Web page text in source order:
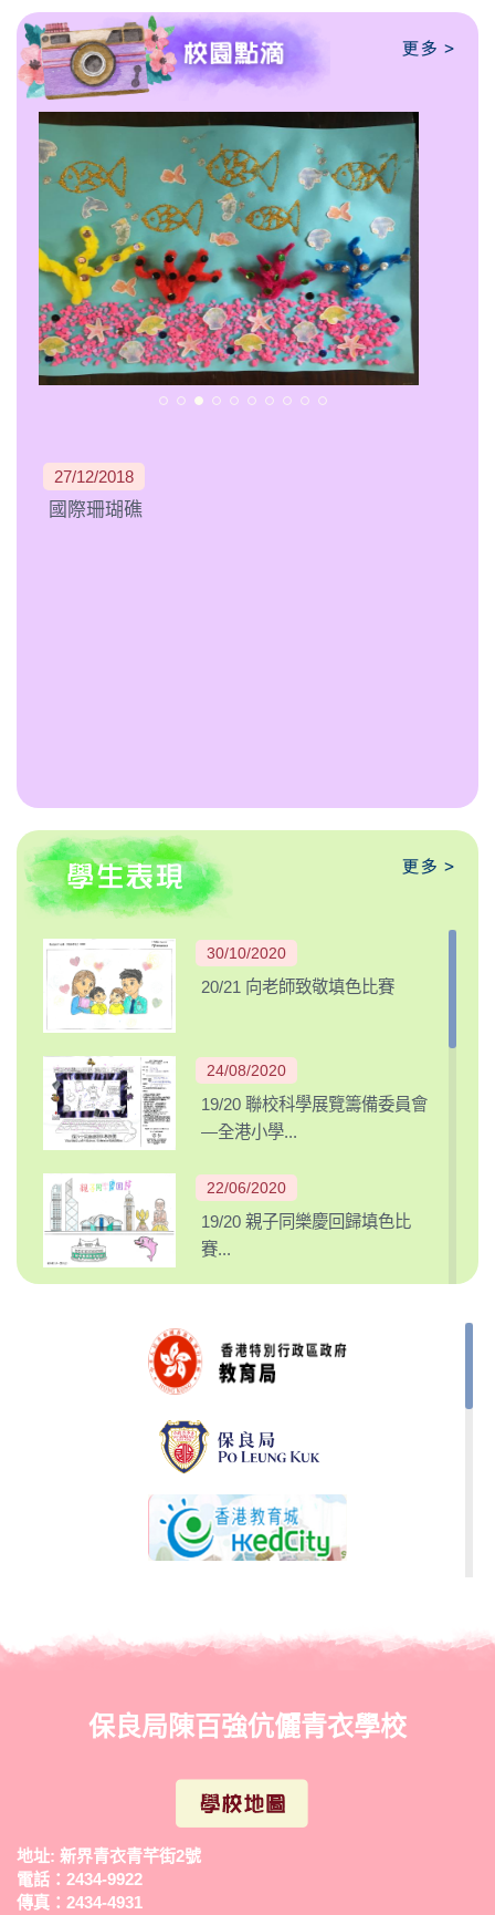
27/12/2018
國際珊瑚礁
30/10/2020
20/21 向老師致敬填色比賽
24/08/2020
19/20 聯校科學展覽籌備委員會
—全港小學...
22/06/2020
19/20 親子同樂慶回歸填色比
賽...
19/20 身心健康填色比賽
19/20 向老師致敬填色比賽
04/01/2019
01/01/2019
01/01/2019
面具比賽
保良局陳百強伉儷青衣學校
地址: 新界青衣青芊街2號
電話：2434-9922
傳真：2434-4931